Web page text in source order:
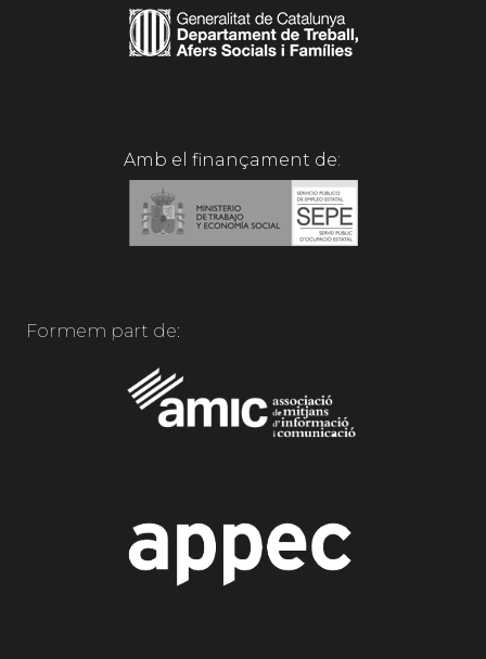
Amb el finançament de:
Formem part de: